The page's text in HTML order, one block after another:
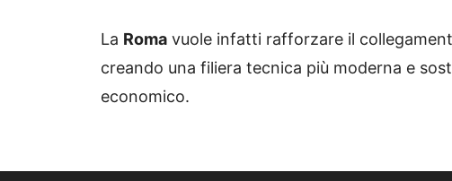
La Roma vuole infatti rafforzare il
creando una filiera tecnica più moderna e
economico.